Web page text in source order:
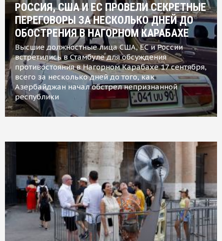
РОССИЯ, США И ЕС ПРОВЕЛИ СЕКРЕТНЫЕ
ПЕРЕГОВОРЫ ЗА НЕСКОЛЬКО ДНЕЙ ДО
ОБОСТРЕНИЯ В НАГОРНОМ КАРАБАХЕ
Высшие должностные лица США, ЕС и России
встретились в Стамбуле для обсуждения
противостояния в Нагорном Карабахе 17 сентября,
всего за несколько дней до того, как
Азербайджан начал обстрел непризнанной
республики